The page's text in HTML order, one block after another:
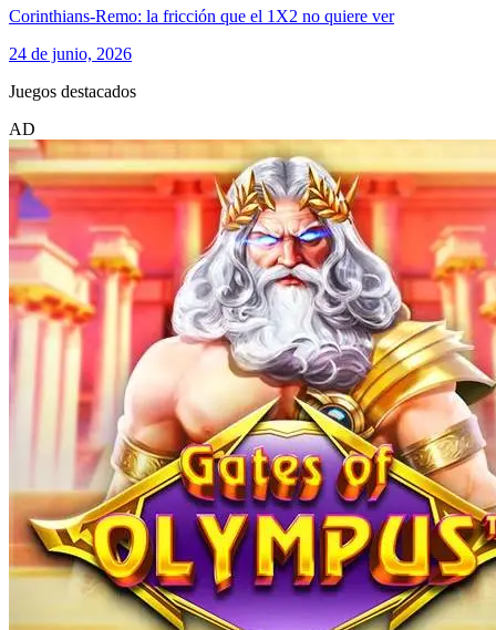
Corinthians-Remo: la fricción que el 1X2 no quiere ver
24 de junio, 2026
Juegos destacados
AD